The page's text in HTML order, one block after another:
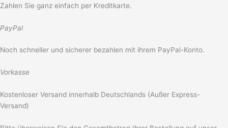
Zahlen Sie ganz einfach per Kreditkarte.
PayPal
Noch schneller und sicherer bezahlen mit ihrem PayPal-Konto.
Vorkasse
Kostenloser Versand innerhalb Deutschlands (Außer Express-
Versand)